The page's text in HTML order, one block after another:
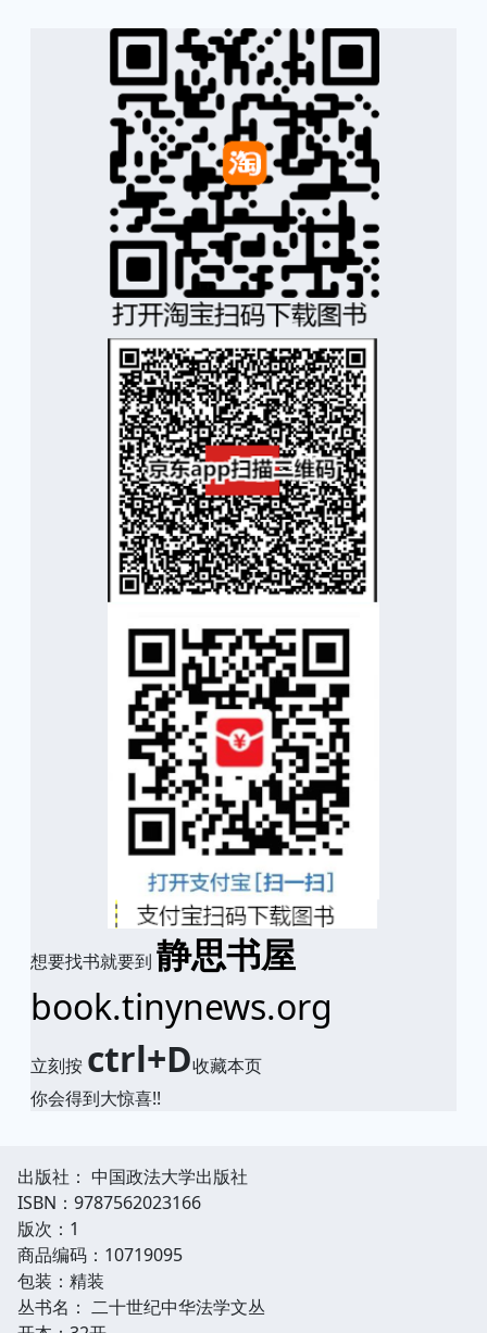
想要找书就要到 静思书屋
book.tinynews.org
立刻按 ctrl+D收藏本页
你会得到大惊喜!!
出版社： 中国政法大学出版社
ISBN：9787562023166
版次：1
商品编码：10719095
包装：精装
丛书名： 二十世纪中华法学文丛